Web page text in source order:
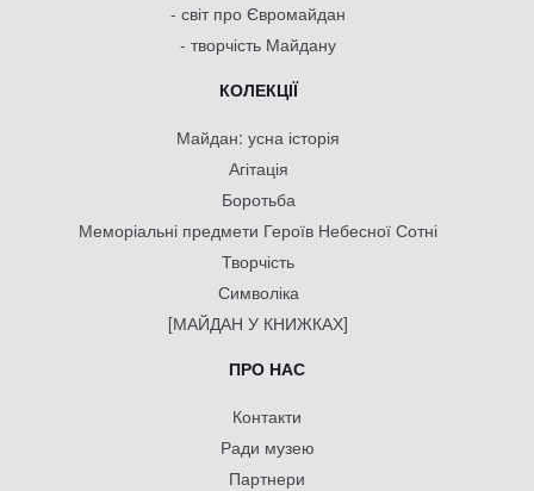
- світ про Євромайдан
- творчість Майдану
КОЛЕКЦІЇ
Майдан: усна історія
Агітація
Боротьба
Меморіальні предмети Героїв Небесної Сотні
Творчість
Символіка
[МАЙДАН У КНИЖКАХ]
ПРО НАС
Контакти
Ради музею
Партнери